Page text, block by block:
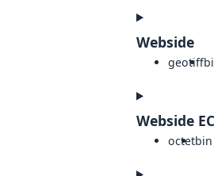
Webside
geotiff
Webside
octetbin